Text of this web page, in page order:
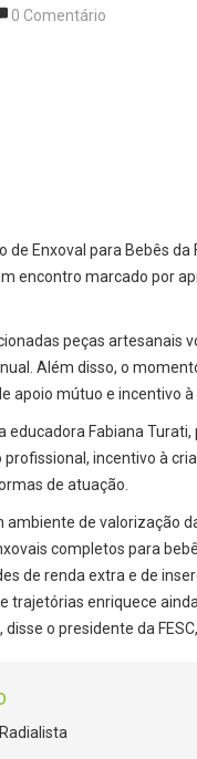
0 Comentário
de Enxoval para Bebês da
encontro marcado por
peças artesanais
Além disso, o
apoio mútuo e incentivo à
educadora Fabiana
incentivo à
de atuação.
ambiente de valorização
completos para
de renda extra e de
trajetórias enriquece
o presidente da